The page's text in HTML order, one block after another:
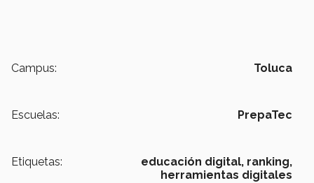
Campus: Toluca
Escuelas: PrepaTec
Etiquetas: educación digital, ranking,
herramientas digitales